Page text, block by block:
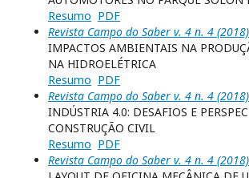
Resumo PDF
Revista Campo do Saber v. 4 n. 4 (2018)
IMPACTOS AMBIENTAIS NA
NA HIDROELÉTRICA
Resumo PDF
Revista Campo do Saber v. 4 n. 4 (2018)
INDÚSTRIA 4.0: DESAFIOS E
CONSTRUÇÃO CIVIL
Resumo PDF
Revista Campo do Saber v. 4 n. 4 (2018)